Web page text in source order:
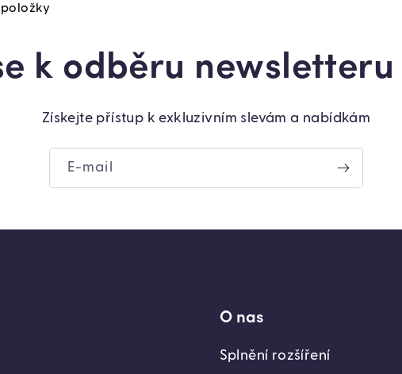
položky
k odběru
Získejte přístup k exkluzivním slevám a nabídkám
E-mail
O nas
Splnění rozšíření